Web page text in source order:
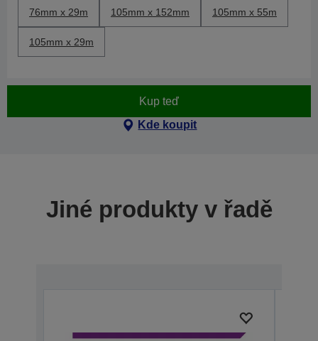
76mm x 29m 105mm x 152mm 105mm x 55m
105mm x 29m
Kup teď
Kde koupit
Jiné produkty v řadě